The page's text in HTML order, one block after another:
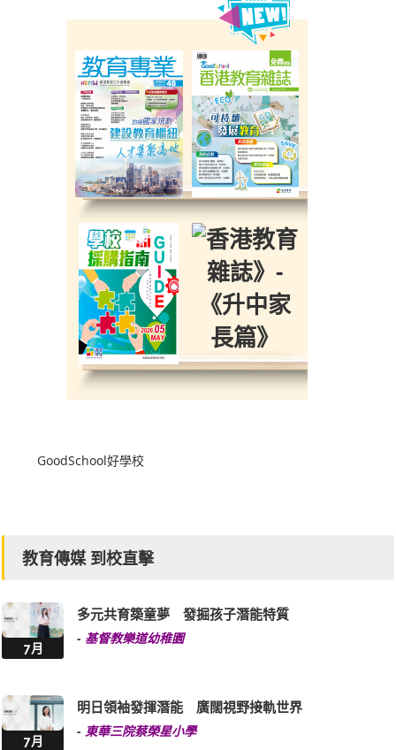
GoodSchool好學校
教育傳媒 到校直擊
7月
多元共育築童夢 發掘孩子潛能特質
- 基督教樂道幼稚園
7月
明日領袖發揮潛能 廣闊視野接軌世界
- 東華三院蔡榮星小學